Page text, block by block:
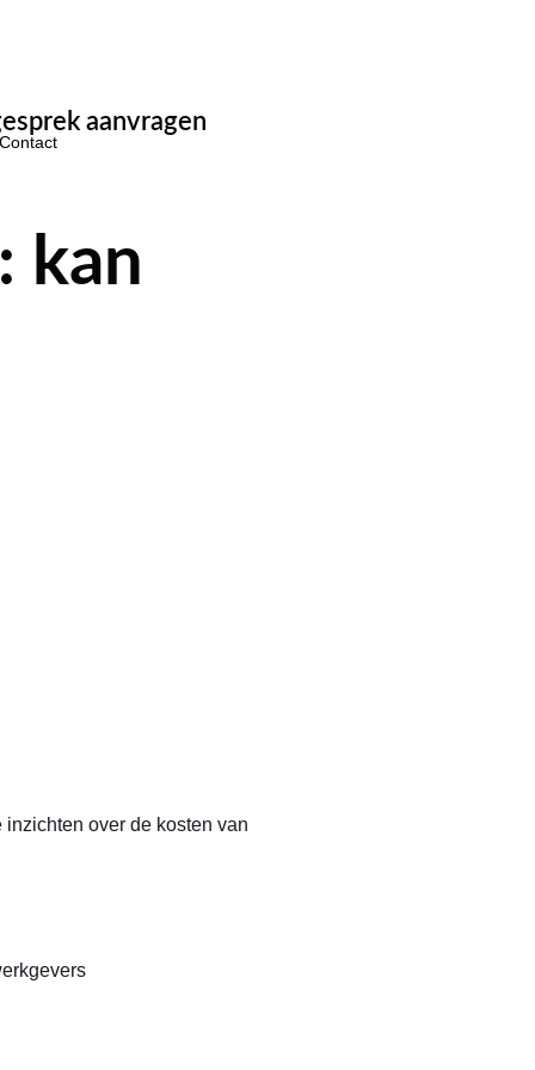
Contact
aanvragen
kan
over de kosten van